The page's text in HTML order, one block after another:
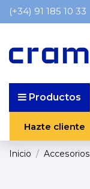
(+34) 91 185 10 33
Productos
Hazte cliente
Inicio Accesorios